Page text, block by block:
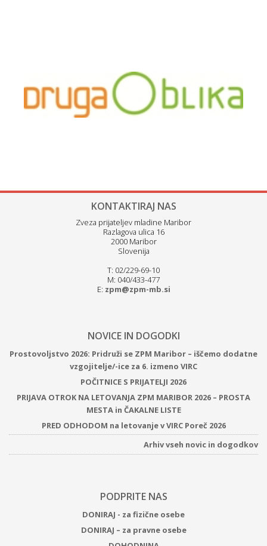
KONTAKTIRAJ NAS
Zveza prijateljev mladine Maribor
Razlagova ulica 16
2000 Maribor
Slovenija
T: 02/229-69-10
M: 040/433-477
E: zpm@zpm-mb.si
NOVICE IN DOGODKI
Prostovoljstvo 2026: Pridruži se ZPM Maribor – iščemo dodatne
vzgojitelje/-ice za 6. izmeno VIRC
POČITNICE S PRIJATELJI 2026
PRIJAVA OTROK NA LETOVANJA ZPM MARIBOR 2026 – PROSTA
MESTA in ČAKALNE LISTE
PRED ODHODOM na letovanje v VIRC Poreč 2026
Arhiv vseh novic in dogodkov
PODPRITE NAS
DONIRAJ - za fizične osebe
DONIRAJ – za pravne osebe